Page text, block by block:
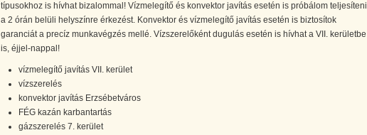
típusokhoz is hívhat bizalommal! Vízmelegítő és konvektor javítás esetén is próbálom teljesíteni
a 2 órán belüli helyszínre érkezést. Konvektor és vízmelegítő javítás esetén is biztosítok
garanciát a precíz munkavégzés mellé. Vízszerelőként dugulás esetén is hívhat a VII. kerületbe
is, éjjel-nappal!
vízmelegítő javítás VII. kerület
vízszerelés
konvektor javítás Erzsébetváros
FÉG kazán karbantartás
gázszerelés 7. kerület